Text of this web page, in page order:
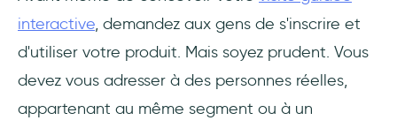
interactive, demandez aux gens de s'inscrire et
d'utiliser votre produit. Mais soyez prudent. Vous
devez vous adresser à des personnes réelles,
appartenant au même segment ou à un